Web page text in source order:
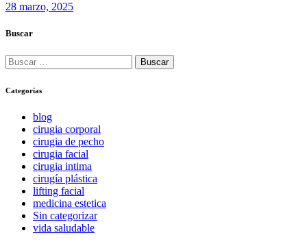
28 marzo, 2025
Buscar
Buscar:
Categorías
blog
cirugia corporal
cirugia de pecho
cirugia facial
cirugia intima
cirugía plástica
lifting facial
medicina estetica
Sin categorizar
vida saludable